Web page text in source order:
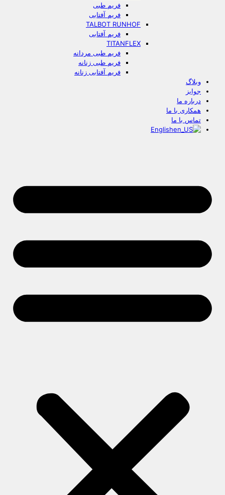
فریم طبی
فریم آفتابی
TALBOT RUNHOF
فریم آفتابی
TITANFLEX
فریم طبی مردانه
فریم طبی زنانه
فریم آفتابی زنانه
وبلاگ
جوایز
درباره ما
همکاری با ما
تماس با ما
English